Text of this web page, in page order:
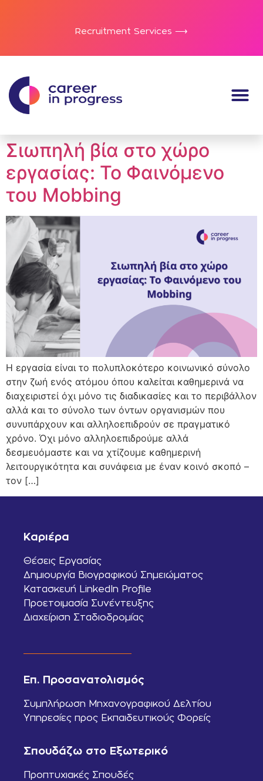
Recruitment Services ⟶
Σιωπηλή βία στο χώρο
εργασίας: Το Φαινόμενο
του Mobbing
Η εργασία είναι το πολυπλοκότερο κοινωνικό σύνολο
στην ζωή ενός ατόμου όπου καλείται καθημερινά να
διαχειριστεί όχι μόνο τις διαδικασίες και το περιβάλλον
αλλά και το σύνολο των όντων οργανισμών που
συνυπάρχουν και αλληλοεπιδρούν σε πραγματικό
χρόνο. Όχι μόνο αλληλοεπιδρούμε αλλά
δεσμευόμαστε και να χτίζουμε καθημερινή
λειτουργικότητα και συνάφεια με έναν κοινό σκοπό –
τον […]
Καριέρα
Θέσεις Εργασίας
Δημιουργία Βιογραφικού Σημειώματος
Κατασκευή LinkedIn Profile
Προετοιμασία Συνέντευξης
Διαχείριση Σταδιοδρομίας
Επ. Προσανατολισμός
Συμπλήρωση Μηχανογραφικού Δελτίου
Υπηρεσίες προς Εκπαιδευτικούς Φορείς
Σπουδάζω στο Εξωτερικό
Προπτυχιακές Σπουδές